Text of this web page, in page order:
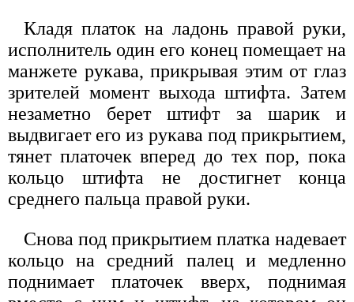
Кладя платок на ладонь правой руки,
исполнитель один его конец помещает на
манжете рукава, прикрывая этим от глаз
зрителей момент выхода штифта. Затем
незаметно берет штифт за шарик и
выдвигает его из рукава под прикрытием,
тянет платочек вперед до тех пор, пока
кольцо штифта не достигнет конца
среднего пальца правой руки.
Снова под прикрытием платка надевает
кольцо на средний палец и медленно
поднимает платочек вверх, поднимая